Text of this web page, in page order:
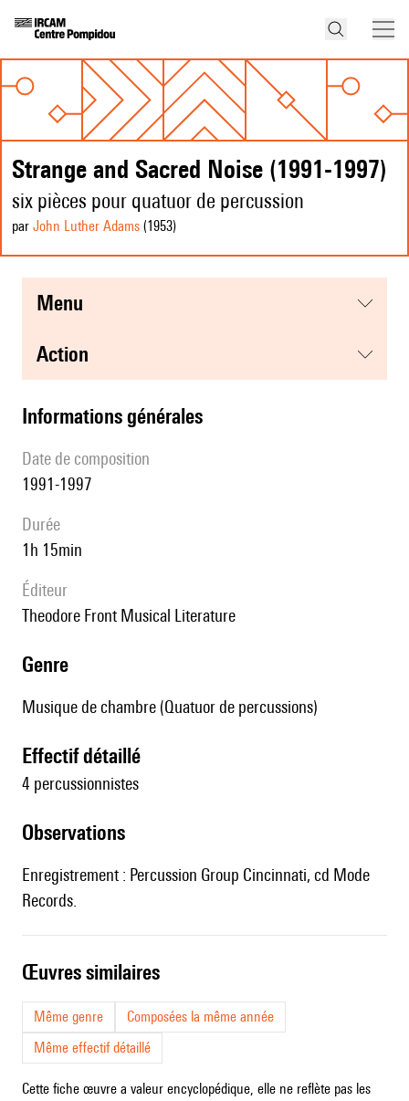
Strange and Sacred Noise (1991-1997)
six pièces pour quatuor de percussion
par John Luther Adams (1953)
menu
action
informations générales
date de composition
1991-1997
durée
1h 15min
éditeur
Theodore Front Musical Literature
genre
Musique de chambre (Quatuor de percussions)
effectif détaillé
4 percussionnistes
observations
Enregistrement : Percussion Group Cincinnati, cd Mode
Records.
œuvres similaires
Même genre
Composées la même année
Même effectif détaillé
Cette fiche œuvre a valeur encyclopédique, elle ne reflète pas les